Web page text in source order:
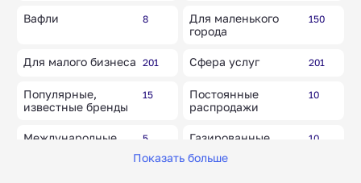
Вафли 8
Для маленького
города
150
Для малого бизнеса 201 Сфера услуг 201
Популярные,
известные бренды
15
Постоянные
распродажи
10
Международные
5
Газированные
10
Показать больше